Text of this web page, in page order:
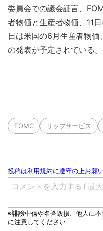
委員会での議会証言、
者物価と生産者物価、11
日は米国の6月生産者物
の発表が予定されている。
FOMC リップサービス